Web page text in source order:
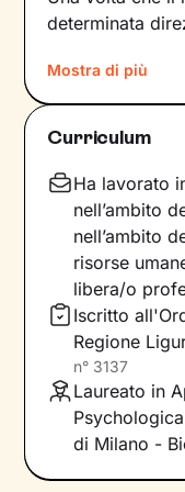
determinata
modi che
benessere.
Per
innescare un
necessario
comportamenti
spiacevoli e
Il primo
di farti
delle modalità
tua vita e di
reazioni. Nel
tuerisorse
parallelo,
raggiungere i
Mostra di più
Curriculum
Ha lavorato
nell’ambito
nell’ambito
risorse
libera/o
Iscritto
Regione
n° 3137
Laureato in
di Milano -